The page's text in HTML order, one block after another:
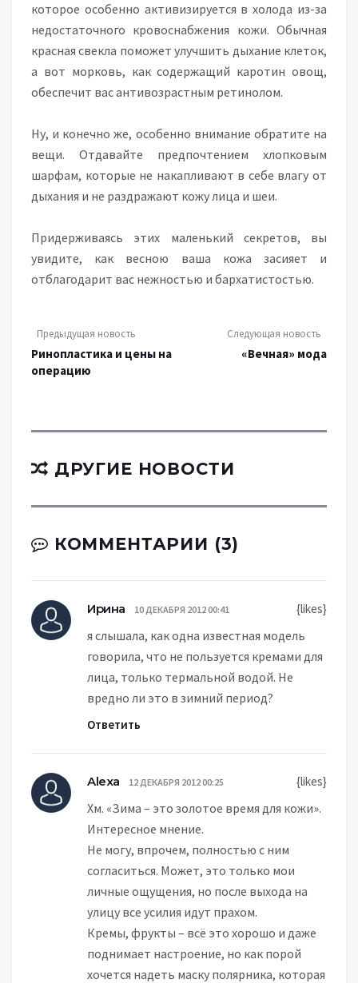
которое особенно активизируется в холода из-за
недостаточного кровоснабжения кожи. Обычная
красная свекла поможет улучшить дыхание клеток,
а вот морковь, как содержащий каротин овощ,
обеспечит вас антивозрастным ретинолом.
Ну, и конечно же, особенно внимание обратите на
вещи. Отдавайте предпочтением хлопковым
шарфам, которые не накапливают в себе влагу от
дыхания и не раздражают кожу лица и шеи.
Придерживаясь этих маленький секретов, вы
увидите, как весною ваша кожа засияет и
отблагодарит вас нежностью и бархатистостью.
Предыдущая новость
Ринопластика и цены на
операцию
Следующая новость
«Вечная» мода
ДРУГИЕ НОВОСТИ
КОММЕНТАРИИ (3)
{likes}
Ирина 10 ДЕКАБРЯ 2012 00:41
я слышала, как одна известная модель
говорила, что не пользуется кремами для
лица, только термальной водой. Не
вредно ли это в зимний период?
Ответить
{likes}
Alexa 12 ДЕКАБРЯ 2012 00:25
Хм. «Зима – это золотое время для кожи».
Интересное мнение.
Не могу, впрочем, полностью с ним
согласиться. Может, это только мои
личные ощущения, но после выхода на
улицу все усилия идут прахом.
Кремы, фрукты – всё это хорошо и даже
поднимает настроение, но как порой
хочется надеть маску полярника, которая